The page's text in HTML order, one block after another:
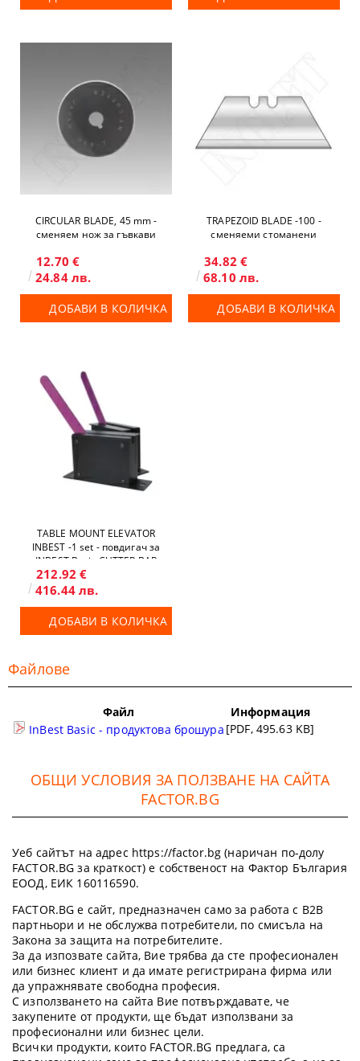
CIRCULAR BLADE, 45 mm -
сменяем нож за гъвкави
12.70 €
24.84 лв.
ДОБАВИ В КОЛИЧКА
TRAPEZOID BLADE -100 -
сменяеми стоманени
34.82 €
68.10 лв.
ДОБАВИ В КОЛИЧКА
TABLE MOUNT ELEVATOR
INBEST -1 set - повдигач за
INBEST Basic CUTTER BAR
212.92 €
416.44 лв.
ДОБАВИ В КОЛИЧКА
Файлове
Файл
Информация
InBest Basic - продуктова брошура [PDF, 495.63 KB]
ОБЩИ УСЛОВИЯ ЗА ПОЛЗВАНЕ НА САЙТА
FACTOR.BG
Уеб сайтът на адрес https://factor.bg (наричан по-долу
FACTOR.BG за краткост) е собственост на Фактор България
ЕООД, ЕИК 160116590.
FACTOR.BG е сайт, предназначен само за работа с B2B
партньори и не обслужва потребители, по смисъла на
Закона за защита на потребителите.
За да изпозвате сайта, Вие трябва да сте професионален
или бизнес клиент и да имате регистрирана фирма или
да упражнявате свободна професия.
С използването на сайта Вие потвърждавате, че
закупените от продукти, ще бъдат използвани за
професионални или бизнес цели.
Всички продукти, които FACTOR.BG предлага, са